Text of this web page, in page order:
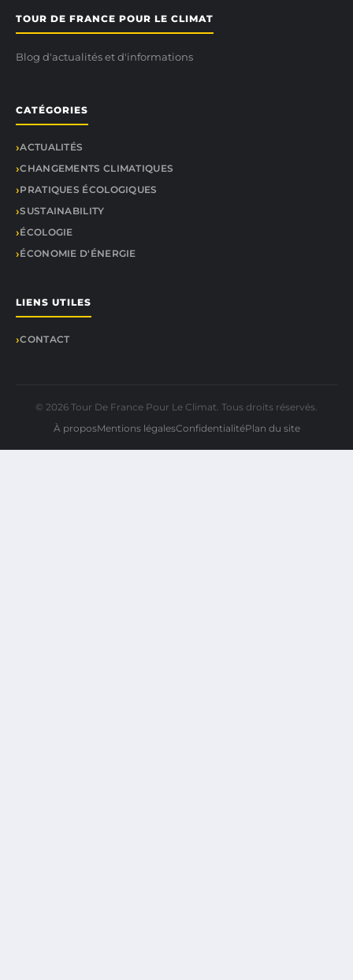
TOUR DE FRANCE POUR LE CLIMAT
Blog d'actualités et d'informations
CATÉGORIES
ACTUALITÉS
CHANGEMENTS CLIMATIQUES
PRATIQUES ÉCOLOGIQUES
SUSTAINABILITY
ÉCOLOGIE
ÉCONOMIE D'ÉNERGIE
LIENS UTILES
CONTACT
© 2026 Tour De France Pour Le Climat. Tous droits réservés.
À proposMentions légalesConfidentialitéPlan du site